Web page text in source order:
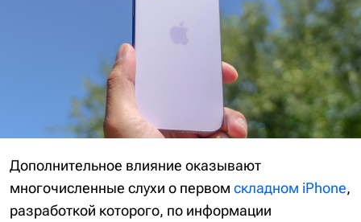
Дополнительное влияние оказывают
многочисленные слухи о первом складном iPhone,
разработкой которого, по информации